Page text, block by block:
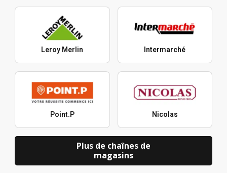
Leroy Merlin Intermarché
Point.P Nicolas
Plus de chaînes de
magasins